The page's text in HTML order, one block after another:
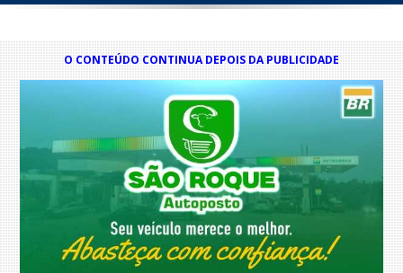
O CONTEÚDO CONTINUA DEPOIS DA PUBLICIDADE